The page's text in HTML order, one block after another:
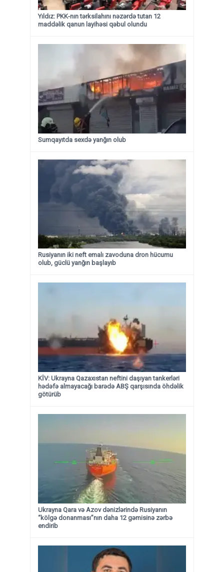
Yıldız: PKK-nın tərksilahını nəzərdə tutan 12
maddəlik qanun layihəsi qəbul olundu ​​​​​​​
Sumqayıtda sexdə yanğın olub
Rusiyanın iki neft emalı zavoduna dron hücumu
olub, güclü yanğın başlayıb
KİV: Ukrayna Qazaxıstan neftini daşıyan tankerləri
hədəfə almayacağı barədə ABŞ qarşısında öhdəlik
götürüb
Ukrayna Qara və Azov dənizlərində Rusiyanın
“kölgə donanması”nın daha 12 gəmisinə zərbə
endirib